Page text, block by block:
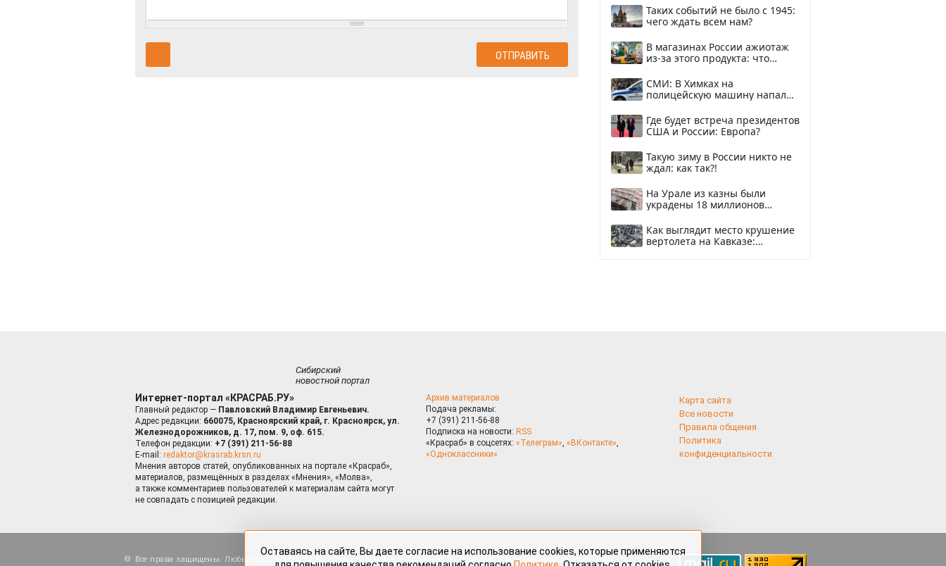
Таких событий не было с 1945:
чего ждать всем нам?
В магазинах России ажиотаж
из-за этого продукта: что
СМИ: В Химках на
полицейскую машину напали
Где будет встреча президентов
США и России: Европа?
Такую зиму в России никто не
ждал: как так?!
На Урале из казны были
украдены 18 миллионов
Как выглядит место крушение
вертолета на Кавказе:
Сибирский
новостной портал
Интернет-портал «КРАСРАБ.РУ»
Главный редактор — Павловский Владимир Евгеньевич.
Адрес редакции: 660075, Красноярский край, г. Красноярск, ул.
Железнодорожников, д. 17, пом. 9, оф. 615.
Телефон редакции: +7 (391) 211-56-88
E-mail: redaktor@krasrab.krsn.ru
Мнения авторов статей, опубликованных на портале «Красраб»,
материалов, размещённых в разделах «Мнения», «Молва»,
а также комментариев пользователей к материалам сайта могут
не совпадать с позицией редакции.
Архив материалов
Подача рекламы:
+7 (391) 211-56-88
Подписка на новости: RSS
«Красраб» в соцсетях: «Телеграм», «ВКонтакте»,
«Одноклассники»
Карта сайта
Все новости
Правила общения
Политика
конфиденциальности
Все права защищены. Любые материалы, размещённые на портале «Красраб.ру» сотрудниками редакции, нештатными
Оставаясь на сайте, Вы даете согласие на использование cookies, которые применяются
можно через настройки Вашего браузера.